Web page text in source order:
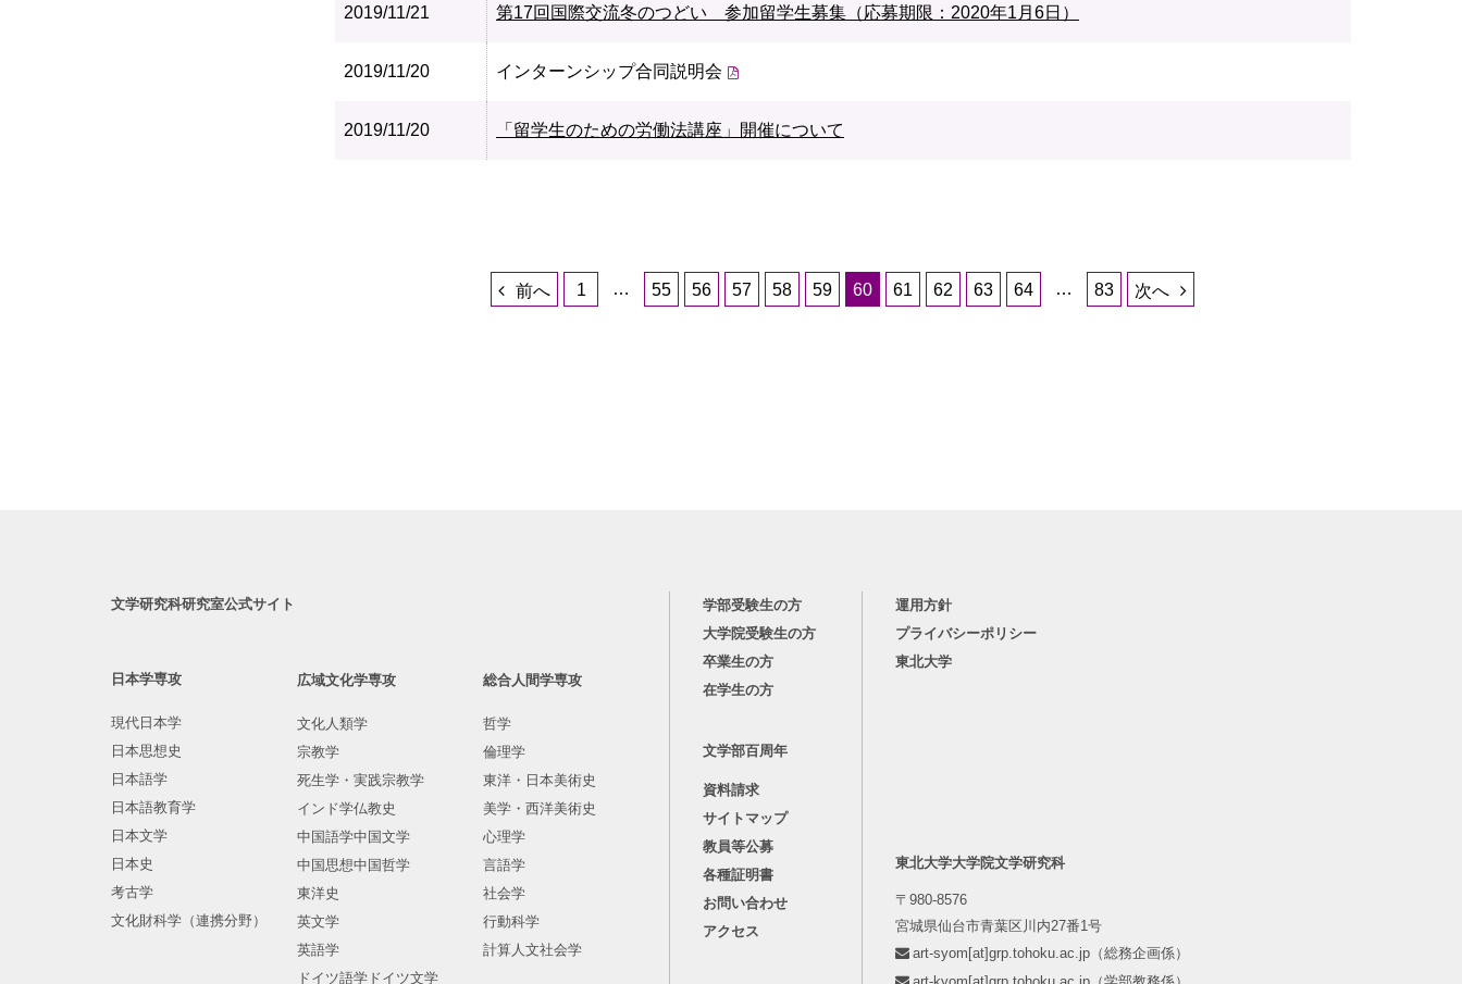
2019/11/21 第17回国際交流冬のつどい 参加留学生募集（応募期限：2020年1月6日）
2019/11/20 インターンシップ合同説明会
2019/11/20 「留学生のための労働法講座」開催について
前へ 1 … 55 56 57 58 59 60 61 62 63 64 … 83 次へ
文学研究科研究室公式サイト
日本学専攻
現代日本学
日本思想史
日本語学
日本語教育学
日本文学
日本史
考古学
文化財科学（連携分野）
広域文化学専攻
文化人類学
宗教学
死生学・実践宗教学
インド学仏教史
中国語学中国文学
中国思想中国哲学
東洋史
英文学
英語学
ドイツ語学ドイツ文学
総合人間学専攻
哲学
倫理学
東洋・日本美術史
美学・西洋美術史
心理学
言語学
社会学
行動科学
計算人文社会学
学部受験生の方
大学院受験生の方
卒業生の方
在学生の方
文学部百周年
資料請求
サイトマップ
教員等公募
各種証明書
お問い合わせ
アクセス
運用方針
プライバシーポリシー
東北大学
東北大学大学院文学研究科
〒980-8576
宮城県仙台市青葉区川内27番1号
art-syom[at]grp.tohoku.ac.jp（総務企画係）